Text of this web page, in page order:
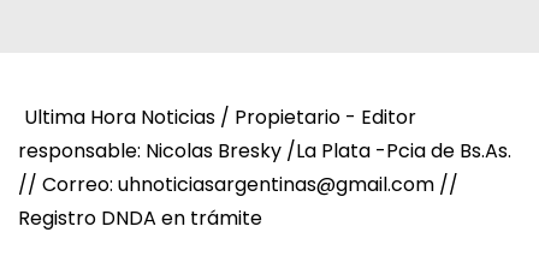
Ultima Hora Noticias / Propietario - Editor
responsable: Nicolas Bresky /La Plata -Pcia de Bs.As.
// Correo: uhnoticiasargentinas@gmail.com //
Registro DNDA en trámite